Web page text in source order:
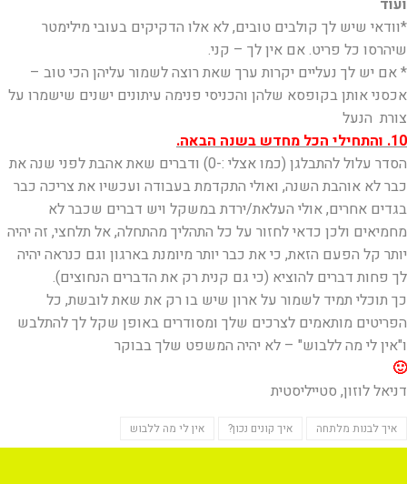
ועוד
*וודאי שיש לך קולבים טובים, לא אלו הדקיקים בעובי מילימטר
שיהרסו כל פריט. אם אין לך – קני.
* אם יש לך נעליים יקרות ערך שאת רוצה לשמור עליהן הכי טוב –
אכסני אותן בקופסא שלהן והכניסי פנימה עיתונים ישנים שישמרו על
צורת הנעל
10. והתחילי הכל מחדש בשנה הבאה.
הסדר עלול להתבלגן (כמו אצלי :-0) ודברים שאת אהבת לפני שנה את
כבר לא אוהבת השנה, ואולי התקדמת בעבודה ועכשיו את צריכה כבר
בגדים אחרים, אולי העלאת/ירדת במשקל ויש דברים שכבר לא
מחמיאים ולכן כדאי לחזור על כל התהליך מהתחלה, אל תלחצי, זה יהיה
יותר קל הפעם הזאת, כי את כבר יותר מיומנת בארגון וגם כנראה יהיה
לך פחות דברים להוציא (כי גם קנית רק את הדברים הנחוצים).
כך תוכלי תמיד לשמור על ארון שיש בו רק את שאת לובשת, כל
הפריטים מותאמים לצרכים שלך ומסודרים באופן שקל לך להתלבש
ו"אין לי מה ללבוש" – לא יהיה המשפט שלך בבוקר
🙂
דניאל לוזון, סטייליסטית
איך לבנות מלתחה איך קונים נכון? אין לי מה ללבוש